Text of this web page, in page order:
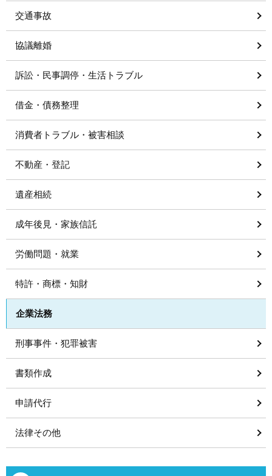
交通事故
協議離婚
訴訟・民事調停・生活トラブル
借金・債務整理
消費者トラブル・被害相談
不動産・登記
遺産相続
成年後見・家族信託
労働問題・就業
特許・商標・知財
企業法務
刑事事件・犯罪被害
書類作成
申請代行
法律その他